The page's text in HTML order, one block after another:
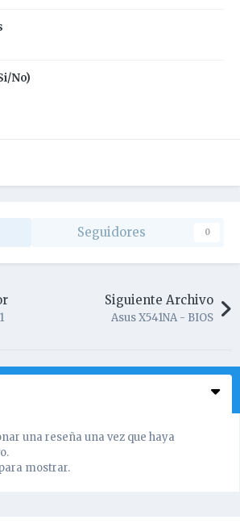
No)
Seguidores 0
Siguiente Archivo
Asus X541NA - BIOS
una reseña una vez que haya
mostrar.